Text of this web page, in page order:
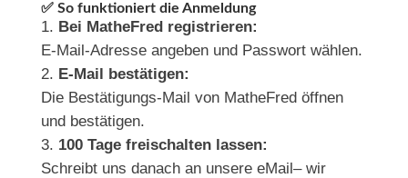
✅ So funktioniert die Anmeldung
Bei MatheFred registrieren:
E-Mail-Adresse angeben und Passwort wählen.
E-Mail bestätigen:
Die Bestätigungs-Mail von MatheFred öffnen
und bestätigen.
100 Tage freischalten lassen:
Schreibt uns danach an unsere eMail– wir